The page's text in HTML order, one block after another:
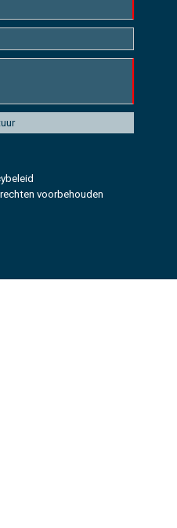
voorbehouden